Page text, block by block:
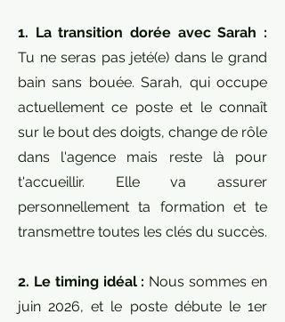
1. La transition dorée avec Sarah :
Tu ne seras pas jeté(e) dans le grand
bain sans bouée. Sarah, qui occupe
actuellement ce poste et le connaît
sur le bout des doigts, change de rôle
dans l'agence mais reste là pour
t'accueillir. Elle va assurer
personnellement ta formation et te
transmettre toutes les clés du succès.
2. Le timing idéal : Nous sommes en
juin 2026, et le poste débute le 1er